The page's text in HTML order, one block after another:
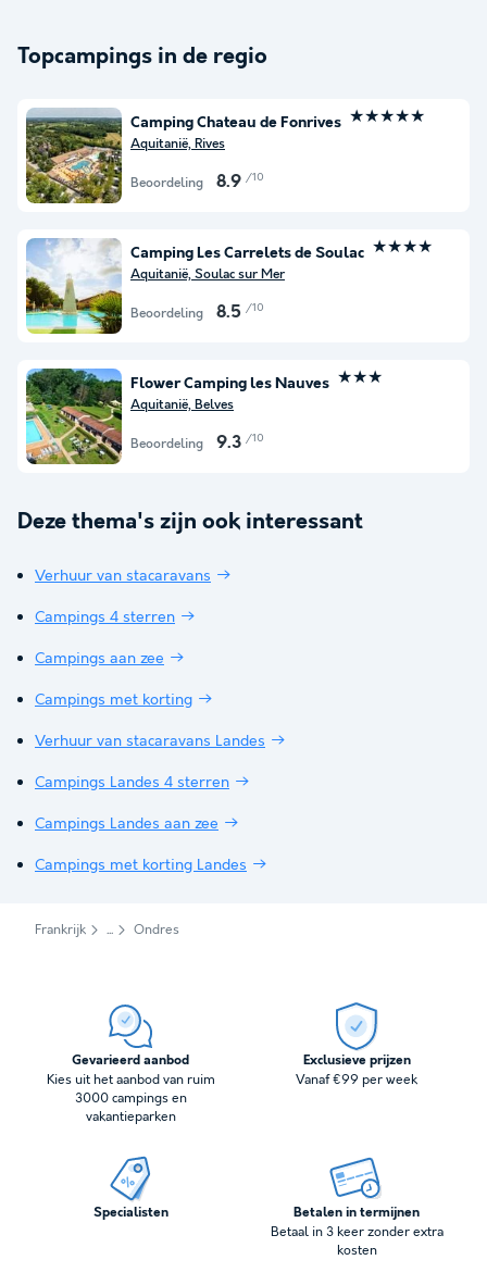
Topcampings in de regio
Camping Chateau de Fonrives ★★★★★
Aquitanië, Rives
Beoordeling 8.9 /10
Camping Les Carrelets de Soulac ★★★★
Aquitanië, Soulac sur Mer
Beoordeling 8.5 /10
Flower Camping les Nauves ★★★
Aquitanië, Belves
Beoordeling 9.3 /10
Deze thema's zijn ook interessant
Verhuur van stacaravans
Campings 4 sterren
Campings aan zee
Campings met korting
Verhuur van stacaravans Landes
Campings Landes 4 sterren
Campings Landes aan zee
Campings met korting Landes
Frankrijk Ondres
Gevarieerd aanbod
Kies uit het aanbod van ruim
3000 campings en
vakantieparken
Exclusieve prijzen
Vanaf €99 per week
Specialisten Betalen in termijnen
Betaal in 3 keer zonder extra
kosten